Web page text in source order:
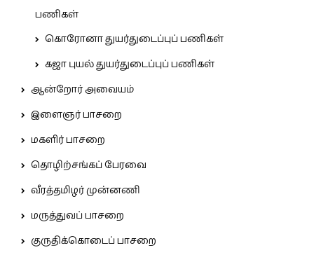
பணிகள்
கொரோனா துயர்துடைப்புப் பணிகள்
கஜா புயல் துயர்துடைப்புப் பணிகள்
ஆன்றோர் அவையம்
இளைஞர் பாசறை
மகளிர் பாசறை
தொழிற்சங்கப் பேரவை
வீரத்தமிழர் முன்னணி
மருத்துவப் பாசறை
குருதிக்கொடைப் பாசறை